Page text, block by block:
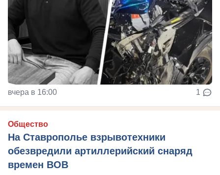
вчера в 16:00 1
Общество
На Ставрополье взрывотехники
обезвредили артиллерийский снаряд
времен ВОВ